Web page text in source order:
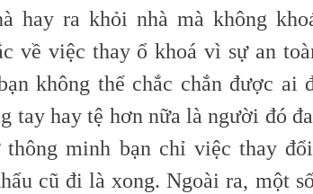
hay ra khỏi nhà mà không
về việc thay ổ khoá vì sự an
không thể chắc chắn được ai
tay hay tệ hơn nữa là người đó
minh bạn chỉ việc thay
cũ đi là xong. Ngoài ra, một